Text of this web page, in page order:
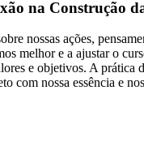
na Construção
nossas ações,
melhor e a ajustar o
e objetivos. A prática
com nossa essência e